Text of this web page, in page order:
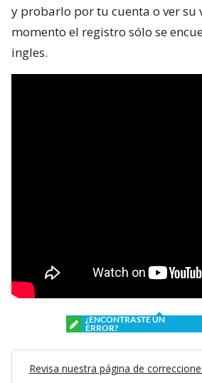
y probarlo por tu cuenta o ver su
momento el registro sólo se
ingles.
¿ENCONTRASTE UN
ERROR?
Revisa nuestra página de